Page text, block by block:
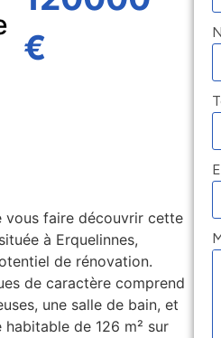
€
vous faire découvrir cette
à Erquelinnes,
de rénovation.
de caractère comprend
une salle de bain, et
habitable de 126 m² sur